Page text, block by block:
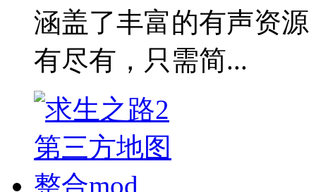
涵盖了丰富的有声资
有尽有，只需简...